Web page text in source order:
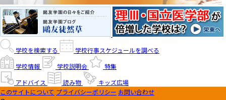
学校を検索する
学校行事スケジュールを調べる
学校情報
学校説明会
特集
アドバイス
読み物
キッズ広場
このサイトについて プライバシーポリシー お問い合わせ